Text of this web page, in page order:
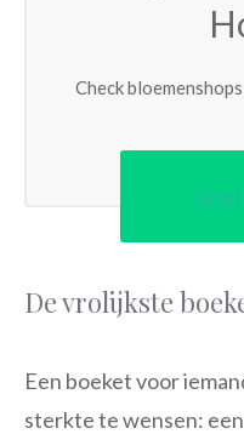
Check
De vrolijkste
Een boeket voor
sterkte te wensen: